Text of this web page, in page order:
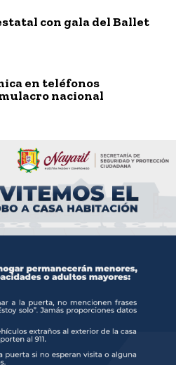
con gala del Ballet
en teléfonos
nacional